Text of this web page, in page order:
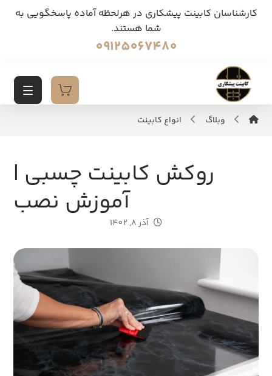
کارشناسان کابینت پیشکاری در هرلحظه آماده پاسخگویی به
شما هستند.
09125067480
وبلاگ انواع کابینت
روکش کابینت چسبی |
آموزش نصب
آذر 8, 1402